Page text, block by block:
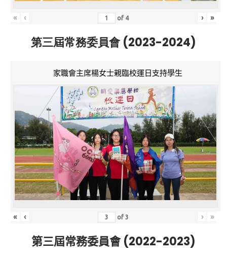
« ‹ of 4 › »
第三屆常務委員會 (2023-2024)
家職會主席楊女士親臨校運日支持學生
« ‹ of3 › »
第三屆常務委員會 (2022-2023)